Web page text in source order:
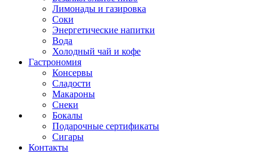
Лимонады и газировка
Соки
Энергетические напитки
Вода
Холодный чай и кофе
Гастрономия
Консервы
Сладости
Макароны
Снеки
Бокалы
Подарочные сертификаты
Сигары
Контакты